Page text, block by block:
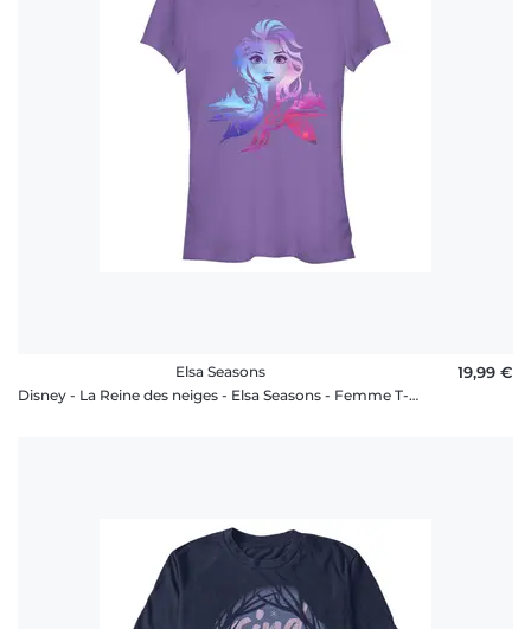
Elsa Seasons
Disney - La Reine des neiges - Elsa Seasons - Femme T-shirt
19,99 €